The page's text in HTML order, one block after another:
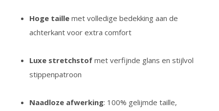
Hoge taille met volledige bedekking aan de
achterkant voor extra comfort
Luxe stretchstof met verfijnde glans en stijlvol
stippenpatroon
Naadloze afwerking: 100% gelijmde taille,